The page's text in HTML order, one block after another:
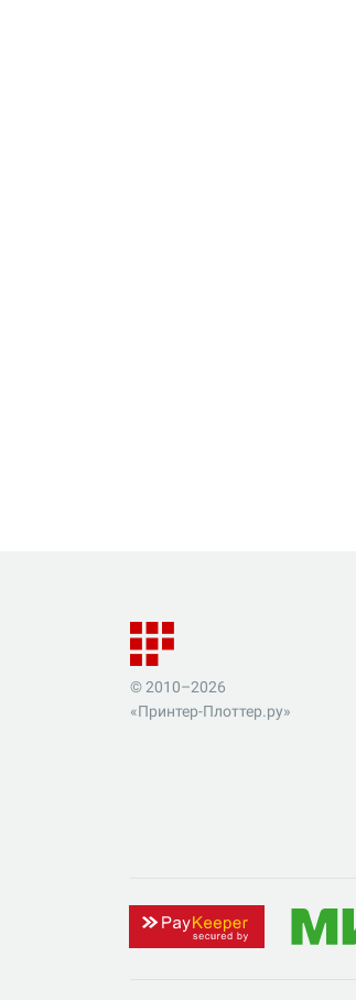
© 2010–2026
«Принтер-Плоттер.ру»